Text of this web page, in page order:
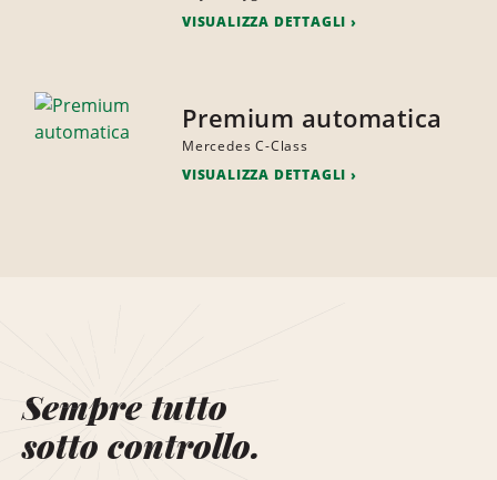
VISUALIZZA DETTAGLI
Premium automatica
Mercedes C-Class
VISUALIZZA DETTAGLI
Sempre tutto
sotto controllo.